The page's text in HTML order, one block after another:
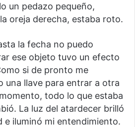
un pedazo pequeño,
oreja derecha, estaba roto.
la fecha no puedo
ese objeto tuvo un efecto
si de pronto me
una llave para entrar a otra
todo lo que estaba
La luz del atardecer brilló
e iluminó mi entendimiento.